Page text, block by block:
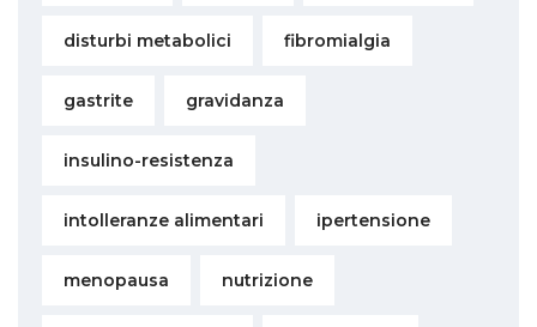
disturbi metabolici fibromialgia
gastrite gravidanza
insulino-resistenza
intolleranze alimentari ipertensione
menopausa nutrizione